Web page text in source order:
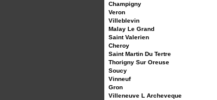
Champigny
Veron
Villeblevin
Malay Le Grand
Saint Valerien
Cheroy
Saint Martin Du Tertre
Thorigny Sur Oreuse
Soucy
Vinneuf
Gron
Villeneuve L Archeveque